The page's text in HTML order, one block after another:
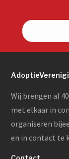
Wij brengen al
met elkaar in
organiseren
en in contact te